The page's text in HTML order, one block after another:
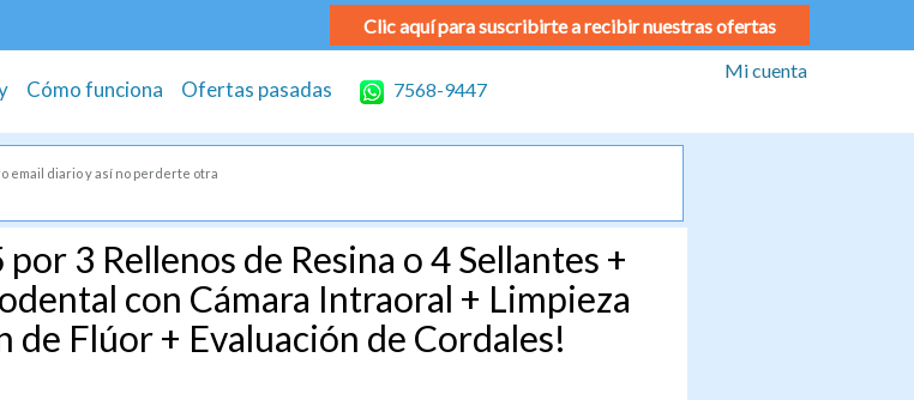
Clic aquí para suscribirte a recibir nuestras ofertas
Cómo funciona Ofertas pasadas 7568-9447
Mi cuenta
email diario y así no perderte otra
3 Rellenos de Resina o 4 Sellantes +
con Cámara Intraoral + Limpieza
Flúor + Evaluación de Cordales!